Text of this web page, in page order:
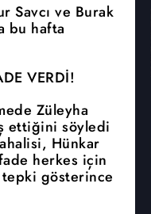
Savcı ve Burak
bu hafta
VERDİ!
Züleyha
ettiğini söyledi
Hünkar
herkes için
gösterince